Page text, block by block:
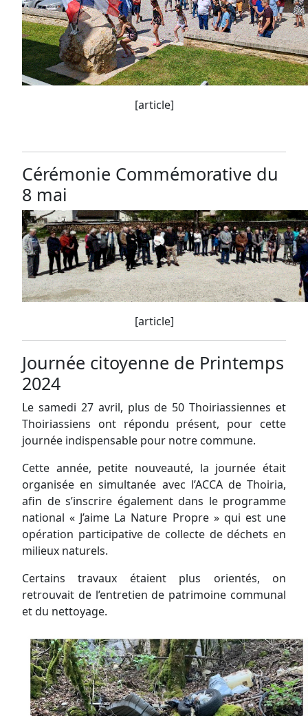
[article]
Cérémonie Commémorative du
8 mai
[article]
Journée citoyenne de Printemps
2024
Le samedi 27 avril, plus de 50 Thoiriassiennes et
Thoiriassiens ont répondu présent, pour cette
journée indispensable pour notre commune.
Cette année, petite nouveauté, la journée était
organisée en simultanée avec l’ACCA de Thoiria,
afin de s’inscrire également dans le programme
national « J’aime La Nature Propre » qui est une
opération participative de collecte de déchets en
milieux naturels.
Certains travaux étaient plus orientés, on
retrouvait de l’entretien de patrimoine communal
et du nettoyage.